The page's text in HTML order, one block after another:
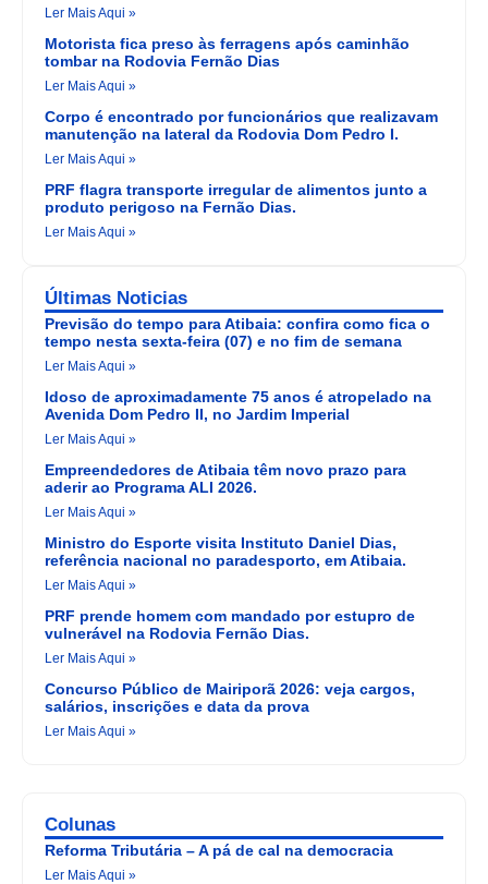
Ler Mais Aqui »
Motorista fica preso às ferragens após caminhão
tombar na Rodovia Fernão Dias
Ler Mais Aqui »
Corpo é encontrado por funcionários que realizavam
manutenção na lateral da Rodovia Dom Pedro I.
Ler Mais Aqui »
PRF flagra transporte irregular de alimentos junto a
produto perigoso na Fernão Dias.
Ler Mais Aqui »
Últimas Noticias
Previsão do tempo para Atibaia: confira como fica o
tempo nesta sexta-feira (07) e no fim de semana
Ler Mais Aqui »
Idoso de aproximadamente 75 anos é atropelado na
Avenida Dom Pedro II, no Jardim Imperial
Ler Mais Aqui »
Empreendedores de Atibaia têm novo prazo para
aderir ao Programa ALI 2026.
Ler Mais Aqui »
Ministro do Esporte visita Instituto Daniel Dias,
referência nacional no paradesporto, em Atibaia.
Ler Mais Aqui »
PRF prende homem com mandado por estupro de
vulnerável na Rodovia Fernão Dias.
Ler Mais Aqui »
Concurso Público de Mairiporã 2026: veja cargos,
salários, inscrições e data da prova
Ler Mais Aqui »
Colunas
Reforma Tributária – A pá de cal na democracia
Ler Mais Aqui »